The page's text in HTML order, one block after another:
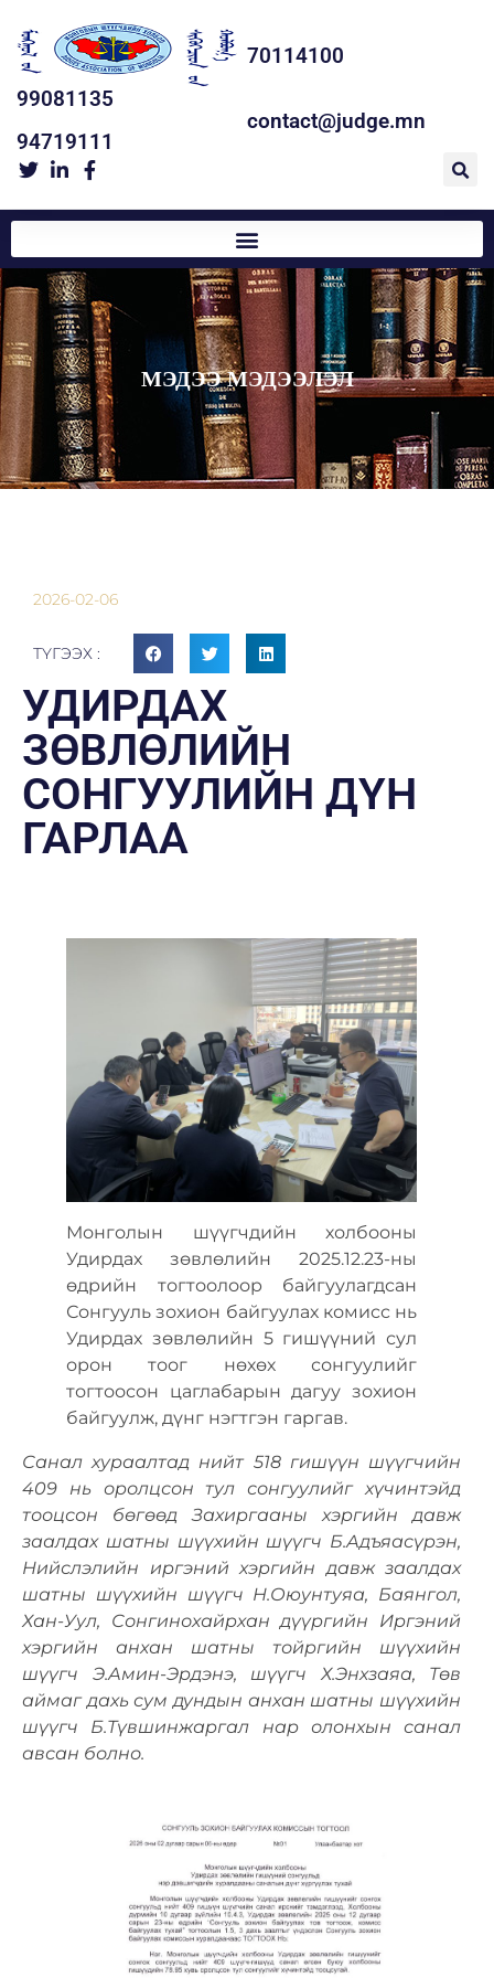
70114100
99081135
94719111
contact@judge.mn
МЭДЭЭ МЭДЭЭЛЭЛ
2026-02-06
ТҮГЭЭХ :
УДИРДАХ
ЗӨВЛӨЛИЙН
СОНГУУЛИЙН ДҮН
ГАРЛАА
Монголын шүүгчдийн холбооны
Удирдах зөвлөлийн 2025.12.23-ны
өдрийн тогтоолоор байгуулагдсан
Сонгууль зохион байгуулах комисс нь
Удирдах зөвлөлийн 5 гишүүний сул
орон тоог нөхөх сонгуулийг
тогтоосон цаглабарын дагуу зохион
байгуулж, дүнг нэгтгэн гаргав.
Санал хураалтад нийт 518 гишүүн шүүгчийн
409 нь оролцсон тул сонгуулийг хүчинтэйд
тооцсон бөгөөд Захиргааны хэргийн давж
заалдах шатны шүүхийн шүүгч Б.Адъяасүрэн,
Нийслэлийн иргэний хэргийн давж заалдах
шатны шүүхийн шүүгч Н.Оюунтуяа, Баянгол,
Хан-Уул, Сонгинохайрхан дүүргийн Иргэний
хэргийн анхан шатны тойргийн шүүхийн
шүүгч Э.Амин-Эрдэнэ, шүүгч Х.Энхзаяа, Төв
аймаг дахь сум дундын анхан шатны шүүхийн
шүүгч Б.Түвшинжаргал нар олонхын санал
авсан болно.